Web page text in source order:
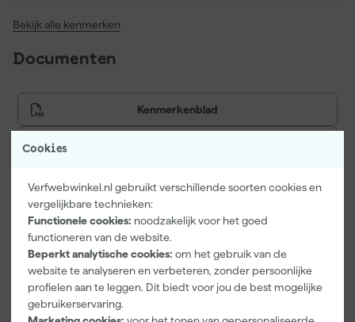
Cookies
Verfwebwinkel.nl gebruikt verschillende soorten cookies en
vergelijkbare technieken:
Functionele cookies: noodzakelijk voor het goed
functioneren van de website.
Beperkt analytische cookies: om het gebruik van de
website te analyseren en verbeteren, zonder persoonlijke
profielen aan te leggen. Dit biedt voor jou de best mogelijke
gebruikerservaring.
Bekijk alle kenmerken
Documenten
Kenmerkenblad
Vaak gekocht met